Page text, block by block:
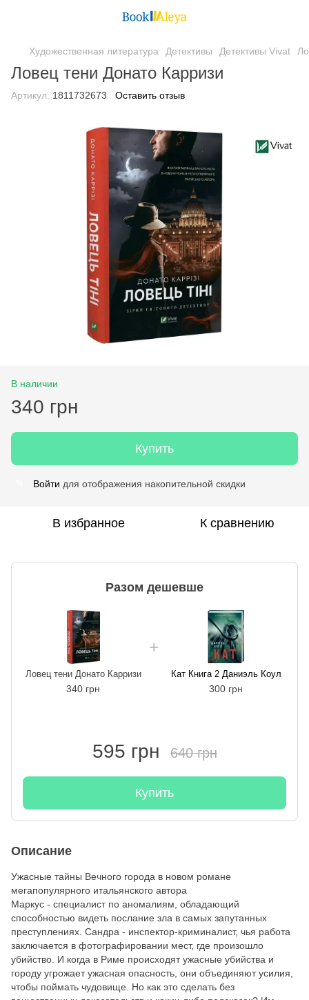
Художественная литература Детективы Детективы Vivat
Ловец тени Донато Карризи
Артикул: 1811732673 Оставить отзыв
В наличии
340 грн
Купить
Войти для отображения накопительной скидки
В избранное К сравнению
Разом дешевше
Ловец тени Донато Карризи
340 грн
Кат Книга 2 Даниэль Коул
300 грн
595 грн 640 грн
Купить
Описание
Ужасные тайны Вечного города в новом романе
мегапопулярного итальянского автора
Маркус - специалист по аномалиям, обладающий
способностью видеть послание зла в самых запутанных
преступлениях. Сандра - инспектор-криминалист, чья работа
заключается в фотографировании мест, где произошло
убийство. И когда в Риме происходят ужасные убийства и
городу угрожает ужасная опасность, они объединяют усилия,
чтобы поймать чудовище. Но как это сделать без